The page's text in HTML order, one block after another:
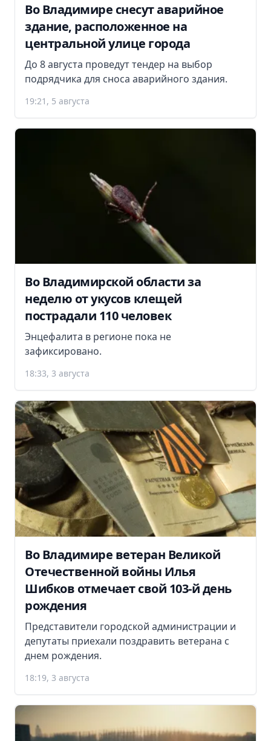
Во Владимире снесут аварийное
здание, расположенное на
центральной улице города
До 8 августа проведут тендер на выбор
подрядчика для сноса аварийного здания.
19:21, 5 августа
Во Владимирской области за
неделю от укусов клещей
пострадали 110 человек
Энцефалита в регионе пока не
зафиксировано.
18:33, 3 августа
Во Владимире ветеран Великой
Отечественной войны Илья
Шибков отмечает свой 103-й день
рождения
Представители городской администрации и
депутаты приехали поздравить ветерана с
днем рождения.
18:19, 3 августа